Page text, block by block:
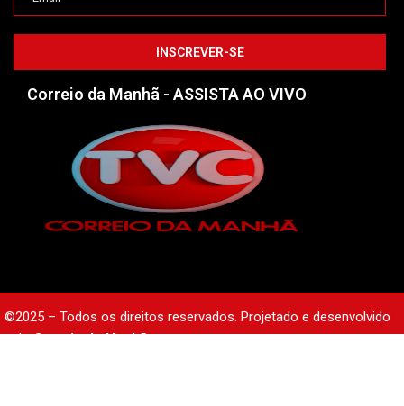
Correio da Manhã - ASSISTA AO VIVO
©2025 – Todos os direitos reservados. Projetado e desenvolvido
peloCorreio da Manhã.